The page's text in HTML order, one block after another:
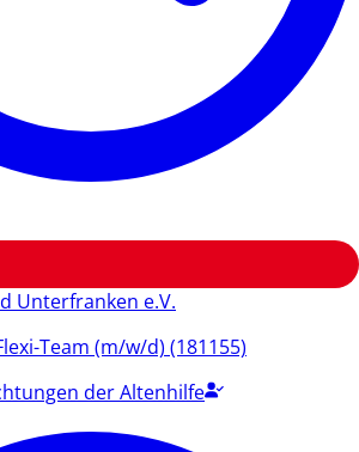
Unterfranken e.V.
Team (m/w/d) (181155)
der Altenhilfe